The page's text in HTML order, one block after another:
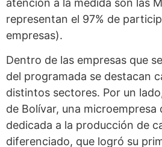
atención a la medida son las
representan el 97% de
empresas).
Dentro de las empresas que
del programada se destacan
distintos sectores. Por un
de Bolívar, una microempresa
dedicada a la producción de
diferenciado, que logró su